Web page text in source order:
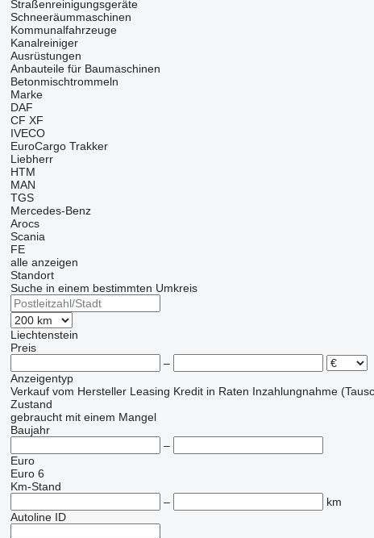
Straßenreinigungsgeräte
Schneeräummaschinen
Kommunalfahrzeuge
Kanalreiniger
Ausrüstungen
Anbauteile für Baumaschinen
Betonmischtrommeln
Marke
DAF
CF XF
IVECO
EuroCargo Trakker
Liebherr
HTM
MAN
TGS
Mercedes-Benz
Arocs
Scania
FE
alle anzeigen
Standort
Suche in einem bestimmten Umkreis
Liechtenstein
Preis
–
Anzeigentyp
Verkauf vom Hersteller Leasing Kredit in Raten Inzahlungnahme
Zustand
gebraucht mit einem Mangel
Baujahr
–
Euro
Euro 6
Km-Stand
–
km
Autoline ID